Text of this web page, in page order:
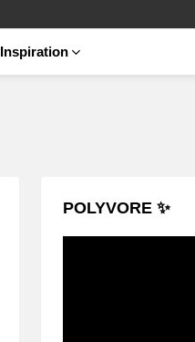
Inspiration
POLYVORE ✨